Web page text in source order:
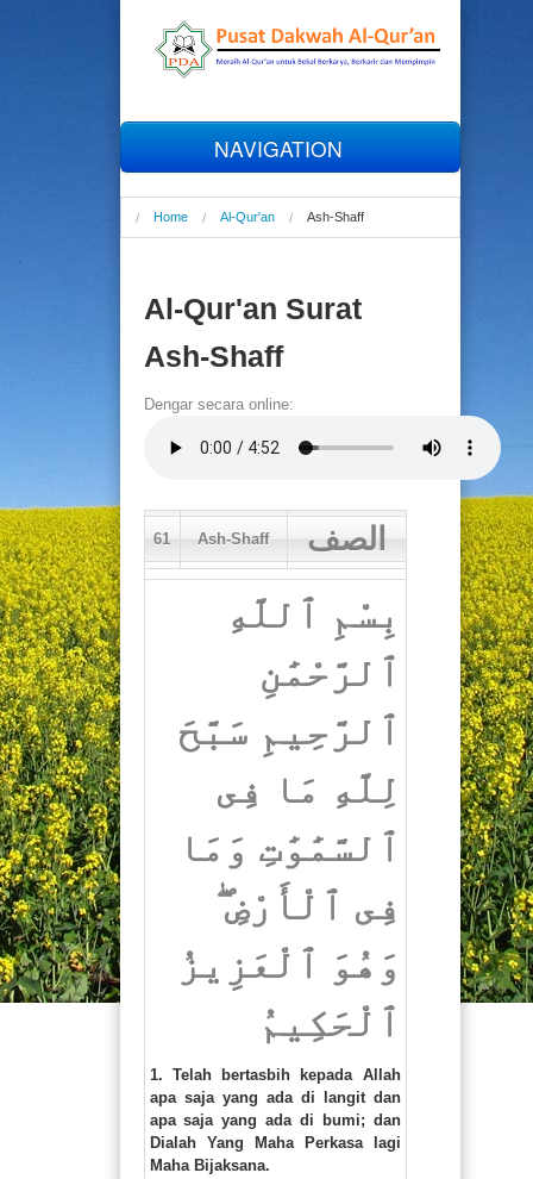
NAVIGATION
Al-Qur'an
Talaqqi
Online
Artikel
Home Al-Qur'an Ash-Shaff
Al-Qur'an Surat
Ash-Shaff
Dengar secara online:
61 Ash-Shaff الصف
بِسْمِ ٱللَّهِ
ٱلرَّحْمَٰنِ
ٱلرَّحِيمِ سَبَّحَ
لِلَّهِ مَا فِى
ٱلسَّمَٰوَٰتِ وَمَا
فِى ٱلْأَرْضِ ۖ
وَهُوَ ٱلْعَزِيزُ
ٱلْحَكِيمُ
1. Telah bertasbih kepada Allah
apa saja yang ada di langit dan
apa saja yang ada di bumi; dan
Dialah Yang Maha Perkasa lagi
Maha Bijaksana.